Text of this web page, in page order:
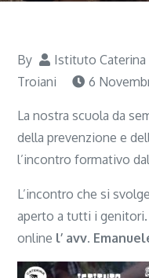
By
Istituto
Troiani
6
La nostra scuola da
della prevenzione e
l’incontro formativo
L’incontro che si
aperto a tutti i
online l’ avv.